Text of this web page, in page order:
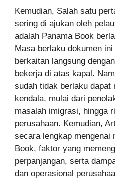
Kemudian, Salah satu
sering di ajukan oleh
adalah Panama Book
Masa berlaku dokumen
berkaitan langsung
bekerja di atas kapal.
sudah tidak berlaku dapat
kendala, mulai dari
masalah imigrasi, hingga
perusahaan. Kemudian,
secara lengkap mengenai
Book, faktor yang
perpanjangan, serta
dan operasional